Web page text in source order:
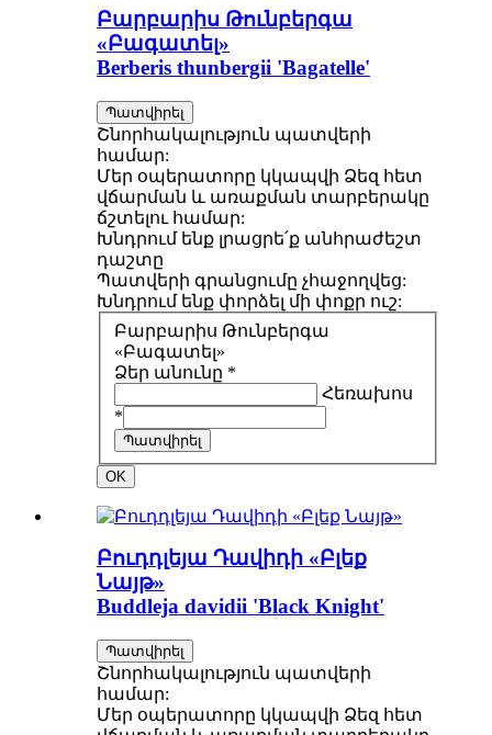
Բարբարիս Թունբերգա
«Բագատել»
Berberis thunbergii 'Bagatelle'
Պատվիրել
Շնորհակալություն պատվերի
համար:
Մեր օպերատորը կկապվի Ձեզ հետ
վճարման և առաքման տարբերակը
ճշտելու համար:
Խնդրում ենք լրացրե՛ք անհրաժեշտ
դաշտը
Պատվերի գրանցումը չհաջողվեց:
Խնդրում ենք փորձել մի փոքր ուշ:
Բարբարիս Թունբերգա
«Բագատել»
Ձեր անունը *
Հեռախոս
*
Պատվիրել
OK
Բուդդլեյա Դավիդի «Բլեք
Նայթ»
Buddleja davidii 'Black Knight'
Պատվիրել
Շնորհակալություն պատվերի
համար:
Մեր օպերատորը կկապվի Ձեզ հետ